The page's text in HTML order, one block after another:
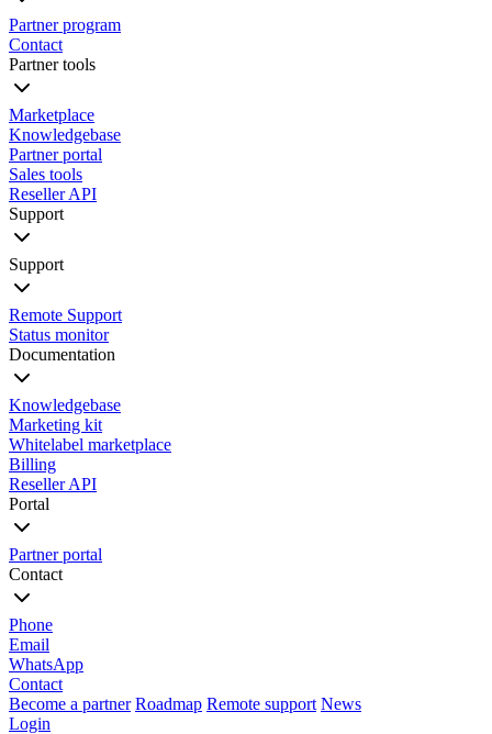
Partner program
Contact
Partner tools
Marketplace
Knowledgebase
Partner portal
Sales tools
Reseller API
Support
Support
Remote Support
Status monitor
Documentation
Knowledgebase
Marketing kit
Whitelabel marketplace
Billing
Reseller API
Portal
Partner portal
Contact
Phone
Email
WhatsApp
Contact
Become a partner Roadmap Remote support News
Login